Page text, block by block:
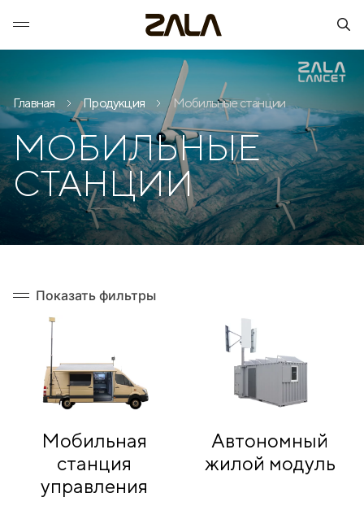
Главная Продукция Мобильные станции
МОБИЛЬНЫЕ
СТАНЦИИ
Показать фильтры
Мобильная
станция
управления
Автономный
жилой модуль